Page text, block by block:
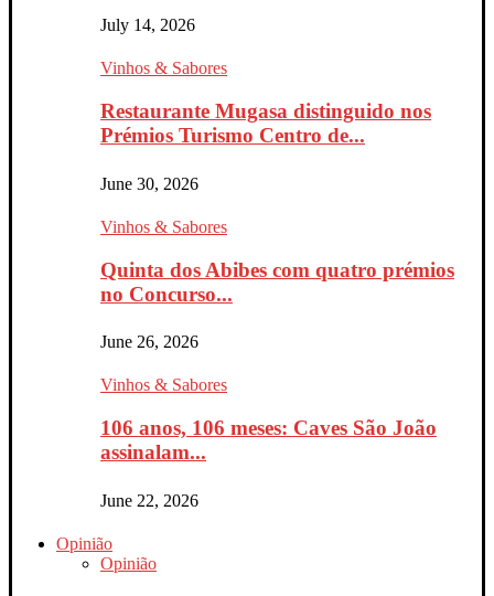
July 14, 2026
Vinhos & Sabores
Restaurante Mugasa distinguido nos
Prémios Turismo Centro de...
June 30, 2026
Vinhos & Sabores
Quinta dos Abibes com quatro prémios
no Concurso...
June 26, 2026
Vinhos & Sabores
106 anos, 106 meses: Caves São João
assinalam...
June 22, 2026
Opinião
Opinião